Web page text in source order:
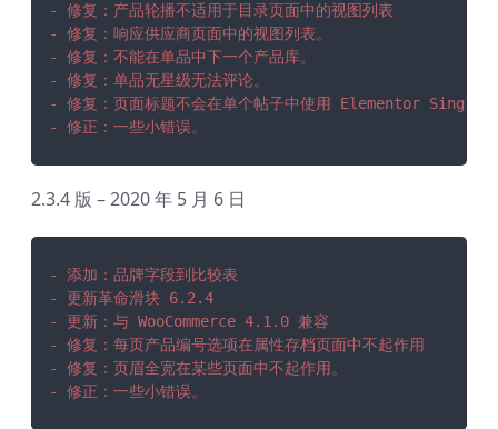
- 修复：产品轮播不适用于目录页面中的视图列表
- 修复：响应供应商页面中的视图列表。
- 修复：不能在单品中下一个产品库。
- 修复：单品无星级无法评论。
- 修复：页面标题不会在单个帖子中使用 Elementor
- 修正：一些小错误。
2.3.4 版 – 2020 年 5 月 6 日
- 添加：品牌字段到比较表
- 更新革命滑块 6.2.4
- 更新：与 WooCommerce 4.1.0 兼容
- 修复：每页产品编号选项在属性存档页面中不起作用
- 修复：页眉全宽在某些页面中不起作用。
- 修正：一些小错误。